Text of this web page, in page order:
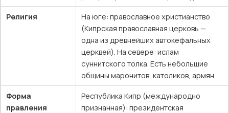
Религия
На юге: православное христианство
(Кипрская православная церковь —
одна из древнейших автокефальных
церквей). На севере: ислам
суннитского толка. Есть небольшие
общины маронитов, католиков, армян.
Форма
правления
Республика Кипр (международно
признанная): президентская